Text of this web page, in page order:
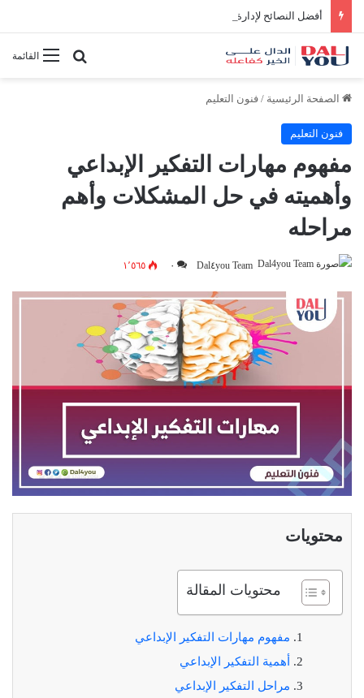
أفضل النصائح لإدارة الوقت بفعالية
القائمةبحث عن
الصفحة الرئيسية / فنون التعليم
فنون التعليم
مفهوم مهارات التفكير الإبداعي
وأهميته في حل المشكلات وأهم
مراحله
Dal٤you Team ٠ ١٬٥٦٥
محتويات
محتويات المقالة
مفهوم مهارات التفكير الإبداعي
أهمية التفكير الإبداعي
مراحل التفكير الإبداعي